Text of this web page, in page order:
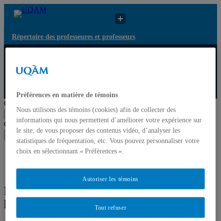
Répertoire des professeures et professeurs
UQAM
Répertoire des professeures et professeurs
Chercher par nom ou par expertise
Soumettre la recherche
Chercher par nom ou par expertise
Soumettre la recherche
Liste des professeures et professeurs par départements et
Mettre à jour votre fiche
Résultats de recherche pour « Histoire de
la philosophie »
Préférences en matière de témoins
Nous utilisons des témoins (cookies) afin de collecter des
informations qui nous permettent d’améliorer votre expérience sur
le site, de vous proposer des contenus vidéo, d’analyser les
statistiques de fréquentation, etc. Vous pouvez personnaliser votre
choix en sélectionnant « Préférences ».
Tout refuser
Autoriser les témoins